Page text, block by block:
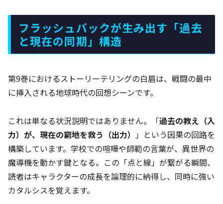
フラッシュバックが生み出す「過去
と現在の同期」構造
第9巻におけるストーリーテリングの白眉は、戦闘の最中
に挿入される地球時代の回想シーンです。
これは単なる状況説明ではありません。「過去の教え（入
力）が、現在の窮地を救う（出力） 」という因果の回路を
構築しています。学校での喧嘩や師範の言葉が、異世界の
魔導機を動かす鍵となる。この「点と線」が繋がる瞬間、
読者はキャラクターの成長を論理的に納得し、同時に強い
カタルシスを覚えます。